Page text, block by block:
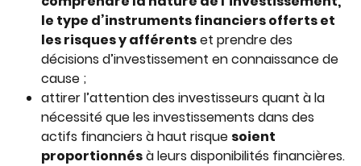
le type d’instruments financiers offerts et
les risques y afférents et prendre des
décisions d’investissement en connaissance de
cause ;
attirer l’attention des investisseurs quant à la
nécessité que les investissements dans des
actifs financiers à haut risque soient
proportionnés à leurs disponibilités financières.